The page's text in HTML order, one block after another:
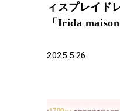
ィスプレイド
「Irida
す。
2025.5.26